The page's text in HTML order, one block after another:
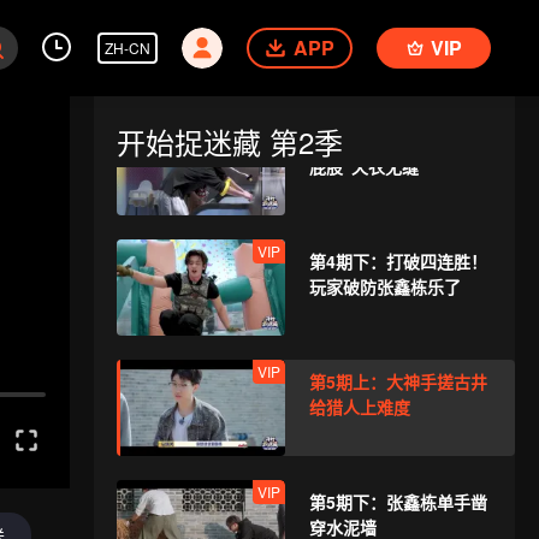
ZH-CN APP VIP
开始捉迷藏 第2季
鑫栋黑夜搜索被做局！
VIP
第4期上：大神手搓“马
屁股”天衣无缝
VIP
第4期下：打破四连胜！
玩家破防张鑫栋乐了
VIP
第5期上：大神手搓古井
给猎人上难度
VIP
第5期下：张鑫栋单手凿
穿水泥墙